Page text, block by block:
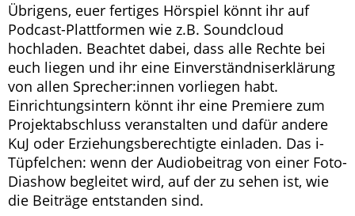
Übrigens, euer fertiges Hörspiel könnt ihr auf
Podcast-Plattformen wie z.B. Soundcloud
hochladen. Beachtet dabei, dass alle Rechte bei
euch liegen und ihr eine Einverständniserklärung
von allen Sprecher:innen vorliegen habt.
Einrichtungsintern könnt ihr eine Premiere zum
Projektabschluss veranstalten und dafür andere
KuJ oder Erziehungsberechtigte einladen. Das i-
Tüpfelchen: wenn der Audiobeitrag von einer Foto-
Diashow begleitet wird, auf der zu sehen ist, wie
die Beiträge entstanden sind.